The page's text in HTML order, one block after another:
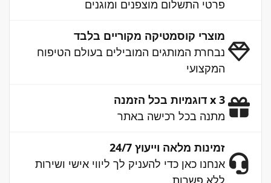
פרטי התשלום מוצפנים ומוגנים
מוצרי קוסמטיקה מקוריים בלבד
נבחרת המותגים המובילים בעולם הטיפוח
המקצועי
3 x דוגמיות בכל הזמנה
מתנה בכל רכישה באתר
זמינות מלאה וייעוץ 24/7
אנחנו כאן כדי להעניק לך ליווי אישי ושירות
ללא פשרות